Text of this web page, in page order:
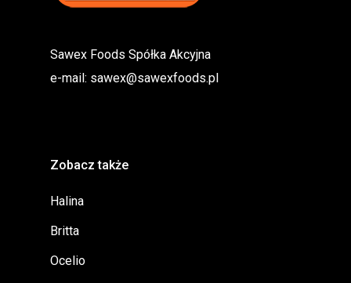
Sawex Foods Spółka Akcyjna
e-mail: sawex@sawexfoods.pl
Zobacz także
Halina
Britta
Ocelio